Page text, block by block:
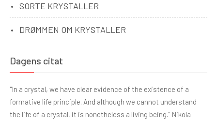
SORTE KRYSTALLER
DRØMMEN OM KRYSTALLER
Dagens citat
"In a crystal, we have clear evidence of the existence of a
formative life principle. And although we cannot understand
the life of a crystal, it is nonetheless a living being." Nikola